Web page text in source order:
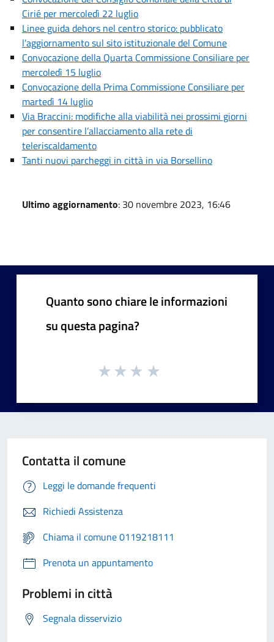
Cirié per mercoledì 22 luglio
Linee guida dehors nel centro storico: pubblicato
l’aggiornamento sul sito istituzionale del Comune
Convocazione della Quarta Commissione Consiliare per
mercoledì 15 luglio
Convocazione della Prima Commissione Consiliare per
martedì 14 luglio
Via Braccini: modifiche alla viabilità nei prossimi giorni
per consentire l’allacciamento alla rete di
teleriscaldamento
Tanti nuovi parcheggi in città in via Borsellino
Ultimo aggiornamento: 30 novembre 2023, 16:46
Quanto sono chiare le informazioni
su questa pagina?
Contatta il comune
Leggi le domande frequenti
Richiedi Assistenza
Chiama il comune 0119218111
Prenota un appuntamento
Problemi in città
Segnala disservizio